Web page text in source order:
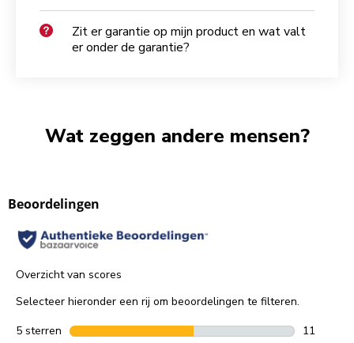
Zit er garantie op mijn product en wat valt
er onder de garantie?
Wat zeggen andere mensen?